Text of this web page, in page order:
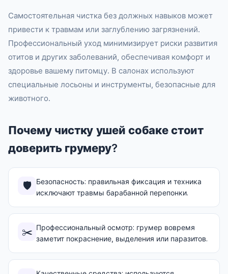
Самостоятельная чистка без должных навыков может
привести к травмам или заглублению загрязнений.
Профессиональный уход минимизирует риски развития
отитов и других заболеваний, обеспечивая комфорт и
здоровье вашему питомцу. В салонах используют
специальные лосьоны и инструменты, безопасные для
животного.
Почему чистку ушей собаке стоит
доверить грумеру?
🛡️
Безопасность: правильная фиксация и техника
исключают травмы барабанной перепонки.
✂️ Профессиональный осмотр: грумер вовремя
заметит покраснение, выделения или паразитов.